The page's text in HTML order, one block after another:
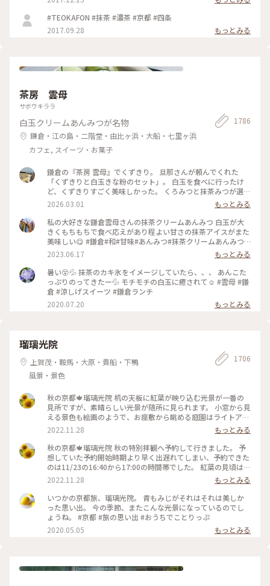
#TEOKAFON #抹茶 #濃茶 #京都 #四条
2017.09.28
もっとみる
茶房 雲母
サボウキララ
白玉クリームあんみつが名物
鎌倉・江の島・二階堂・由比ヶ浜・大船・七里ヶ浜
カフェ, スイーツ・お菓子
1786
鎌倉の『茶房 雲母』でくずきり。 旦那さんが頼んでくれた
「くずきりと白玉きな粉のセット」。 白玉を食べに行ったけ
ど、くずきりすごく美味しかった。 くろみつと抹茶みつが選べ
ます。 1時間待ちを想定して行ったら、30分も待たずに入れ
た。 梅の見える特等席。 けど、席についてから出てくるまで
30分弱かかったので、だいたい1時間。 1時間くらいなら、並
んでも食べたいクオリティ。 #神奈川#鎌倉#茶房雲母#白玉#お
もちずき#Ayuのおやつ#はじめての鎌倉
2026.03.01
もっとみる
私の大好きな鎌倉雲母さんの抹茶クリームあんみつ 白玉が大
きくもちもちで食べ応えがあり程よい甘さの抹茶アイスがまた
美味しい😋 #鎌倉#和#甘味#あんみつ#抹茶クリームあんみつ#
雲母
2023.06.17
もっとみる
暑い😵💦 抹茶のカキ氷をイメージしていたら、、、 あんこた
っぷりのってきたー💦 モチモチの白玉に癒されて☺️ #雲母 #鎌
倉 #涼しげスイーツ #鎌倉ランチ
2020.07.20
もっとみる
瑠璃光院
上賀茂・鞍馬・大原・貴船・下鴨
風景・景色
1706
秋の京都🍁瑠璃光院 机の天板に紅葉が映り込む光景が一番の
見所ですが、素晴らしい光景が随所に見られます。 小窓から見
える景色も絵画のようで、お座敷から眺める庭園はライトアッ
プされてさらに雅です✨ 拝観が終わり、山門をくぐって振り返
ると、こちらも美しくライトアップされていました🍁♥️
2022.11.23 #秋いろとりどり #Myことりっぷ #瑠璃光院 #紅葉
狩り #紅葉 #京都
2022.11.28
もっとみる
秋の京都🍁瑠璃光院 秋の特別拝観へ予約して行きました。 予
想していた予約開始時期より早く出遅れてしまい、予約できた
のは11/23の16:40から17:00の時間帯でした。 紅葉の見頃はど
うかしら。昼でもなく夜でもなく。どんなふうに見えるんだろ
うと不安でしたが、薄暗くなってライトアップも始まった頃。
予想していた以上の素晴らしい風景がひろがっていました✨ 新
緑の頃とはまた違って雅な世界✨ 皆さんお行儀よく、机で満足
のいく写真を撮ったら後ろに並んでいる人に代わります。 敷居
を額縁に見立てて遠目から写真を撮ろうとしたら避けてくださ
ったり。 最初、夫は「春にも行ったのに」とブツブツ文句を
2022.11.28
もっとみる
いつかの京都旅、瑠璃光院。 青もみじがそれはそれは美しか
った思い出。 今の季節、またこんな光景になっているのでし
ょうね。 #京都 #旅の思い出 #おうちでことりっぷ
2020.05.05
もっとみる